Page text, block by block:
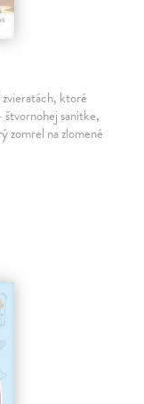
ktoré
štvornohej sanitke,
zomrel na zlomené